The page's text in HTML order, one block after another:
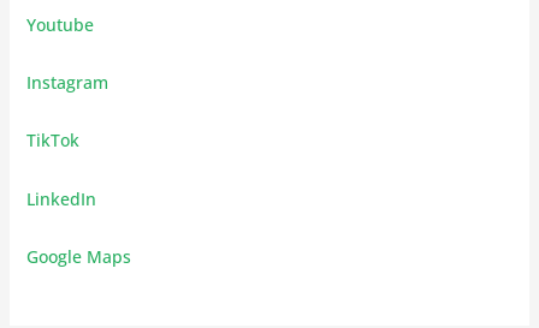
Youtube
Instagram
TikTok
LinkedIn
Google Maps